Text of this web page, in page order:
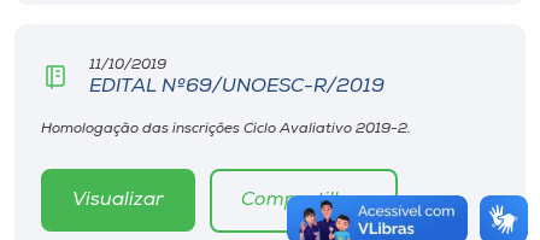
11/10/2019
EDITAL Nº69/UNOESC-R/2019
Homologação das inscrições Ciclo Avaliativo 2019-2.
Visualizar Compartilhar